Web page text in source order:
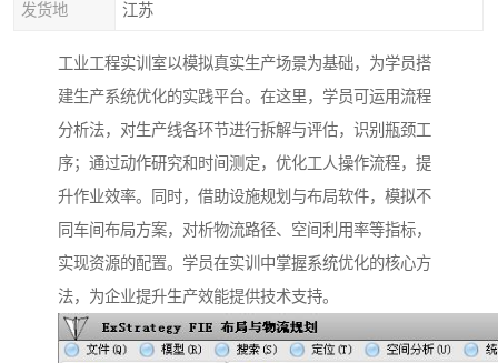
发货地 江苏
工业工程实训室以模拟真实生产场景为基础，为学员搭
建生产系统优化的实践平台。在这里，学员可运用流程
分析法，对生产线各环节进行拆解与评估，识别瓶颈工
序；通过动作研究和时间测定，优化工人操作流程，提
升作业效率。同时，借助设施规划与布局软件，模拟不
同车间布局方案，对析物流路径、空间利用率等指标，
实现资源的配置。学员在实训中掌握系统优化的核心方
法，为企业提升生产效能提供技术支持。​